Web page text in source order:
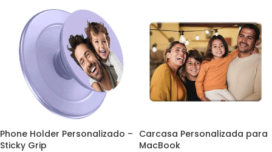
Phone Holder Personalizado –
Sticky Grip
Carcasa Personalizada para
MacBook